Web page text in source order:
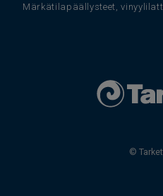
Märkätilapäällysteet,
©